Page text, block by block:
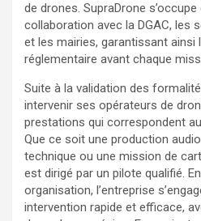
de drones. SupraDrone
collaboration avec la DGAC, les
et les mairies, garantissant ainsi
réglementaire avant chaque
Suite à la validation des
intervenir ses opérateurs de
prestations qui correspondent
Que ce soit une production
technique ou une mission de
est dirigé par un pilote qualifié.
organisation, l’entreprise
intervention rapide et efficace,